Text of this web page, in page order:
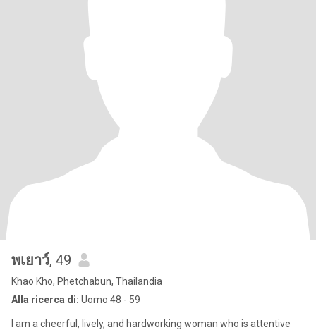
พเยาว์, 49
Khao Kho, Phetchabun, Thailandia
Alla ricerca di: Uomo 48 - 59
I am a cheerful, lively, and hardworking woman who is attentive